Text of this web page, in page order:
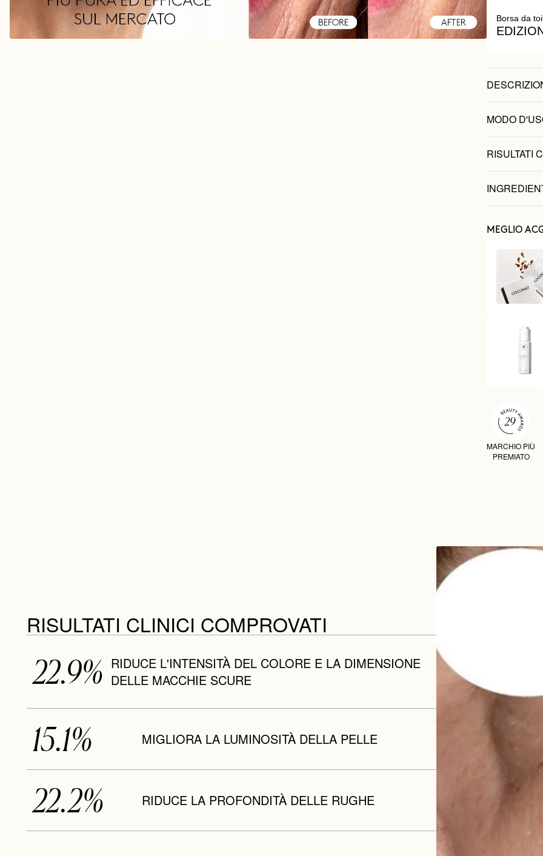
Borsa da
MODO
RISULTATI
MEGLIO
MARCHIO PIÙ
PREMIATO
RISULTATI CLINICI COMPROVATI
22.9% RIDUCE L'INTENSITÀ DEL COLORE E LA DIMENSIONE
DELLE MACCHIE SCURE
15.1% MIGLIORA LA LUMINOSITÀ DELLA PELLE
22.2% RIDUCE LA PROFONDITÀ DELLE RUGHE